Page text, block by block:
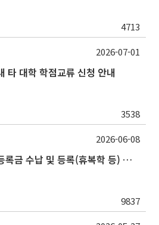
4713
타 대학 학점교류 신청 안내
3538
2026-07-01
2026학년도 제2학기 등록금 수납 및 등록(휴복학 등) 일정 안내
9837
2026-06-08